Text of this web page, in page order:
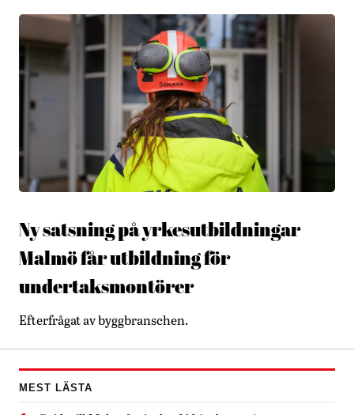
Ny satsning på yrkesutbildningar –
Malmö får utbildning för
undertaksmontörer
Efterfrågat av byggbranschen.